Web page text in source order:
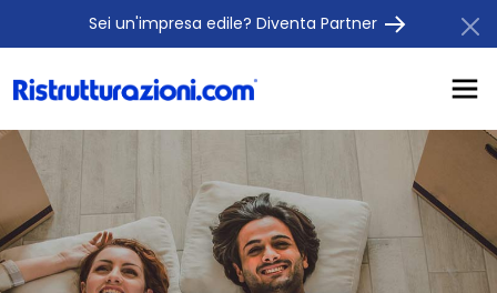
Sei un'impresa edile? Diventa Partner